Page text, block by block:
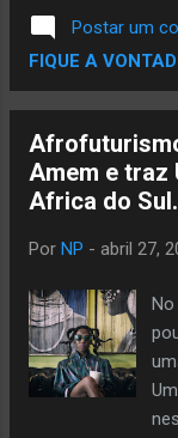
A
Dá
Postar um
FIQUE A
Amem e traz
Africa do Sul.
Por NP - abril 27,
No